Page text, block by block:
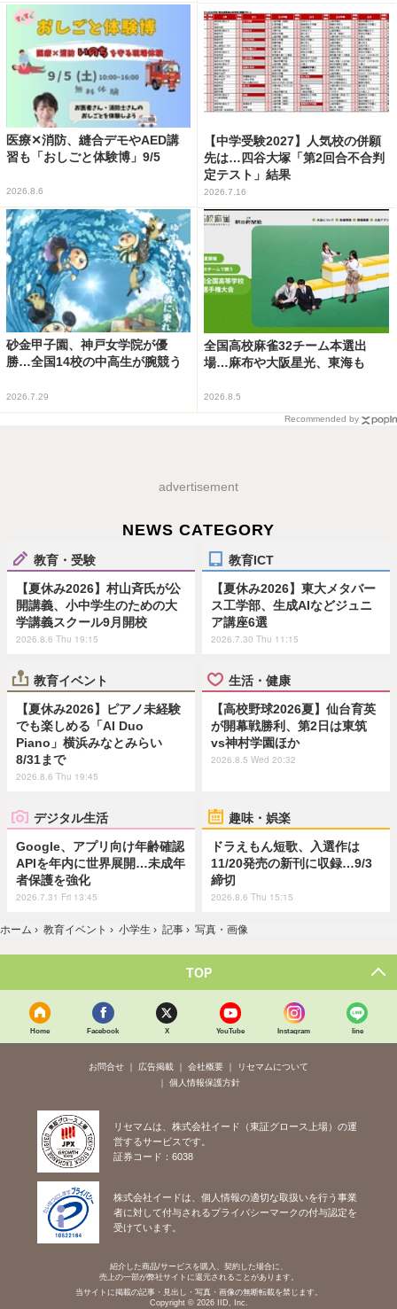
医療✕消防、縫合デモやAED講
習も「おしごと体験博」9/5
2026.8.6
【中学受験2027】人気校の併願
先は…四谷大塚「第2回合不合判
定テスト」結果
2026.7.16
砂金甲子園、神戸女学院が優
勝…全国14校の中高生が腕競う
2026.7.29
全国高校麻雀32チーム本選出
場…麻布や大阪星光、東海も
2026.8.5
Recommended by
advertisement
NEWS CATEGORY
教育・受験
【夏休み2026】村山斉氏が公
開講義、小中学生のための大
学講義スクール9月開校
2026.8.6 Thu 19:15
教育ICT
【夏休み2026】東大メタバー
ス工学部、生成AIなどジュニ
ア講座6選
2026.7.30 Thu 11:15
教育イベント
【夏休み2026】ピアノ未経験
でも楽しめる「AI Duo
Piano」横浜みなとみらい
8/31まで
2026.8.6 Thu 19:45
生活・健康
【高校野球2026夏】仙台育英
が開幕戦勝利、第2日は東筑
vs神村学園ほか
2026.8.5 Wed 20:32
デジタル生活
Google、アプリ向け年齢確認
APIを年内に世界展開…未成年
者保護を強化
2026.7.31 Fri 13:45
趣味・娯楽
ドラえもん短歌、入選作は
11/20発売の新刊に収録…9/3
締切
2026.8.6 Thu 15:15
ホーム › 教育イベント › 小学生 › 記事 › 写真・画像
TOP
Home Facebook X YouTube Instagram line
お問合せ 広告掲載 会社概要
リセマムについて
個人情報保護方針
リセマムは、株式会社イード（東証グロース上場）の運
営するサービスです。
証券コード：6038
株式会社イードは、個人情報の適切な取扱いを行う事業
者に対して付与されるプライバシーマークの付与認定を
受けています。
紹介した商品/サービスを購入、契約した場合に、
売上の一部が弊社サイトに還元されることがあります。
当サイトに掲載の記事・見出し・写真・画像の無断転載を禁じます。
Copyright © 2026 IID, Inc.